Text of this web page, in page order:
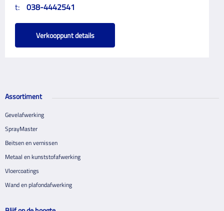
t: 038-4442541
Verkooppunt details
Assortiment
Gevelafwerking
SprayMaster
Beitsen en vernissen
Metaal en kunststofafwerking
Vloercoatings
Wand en plafondafwerking